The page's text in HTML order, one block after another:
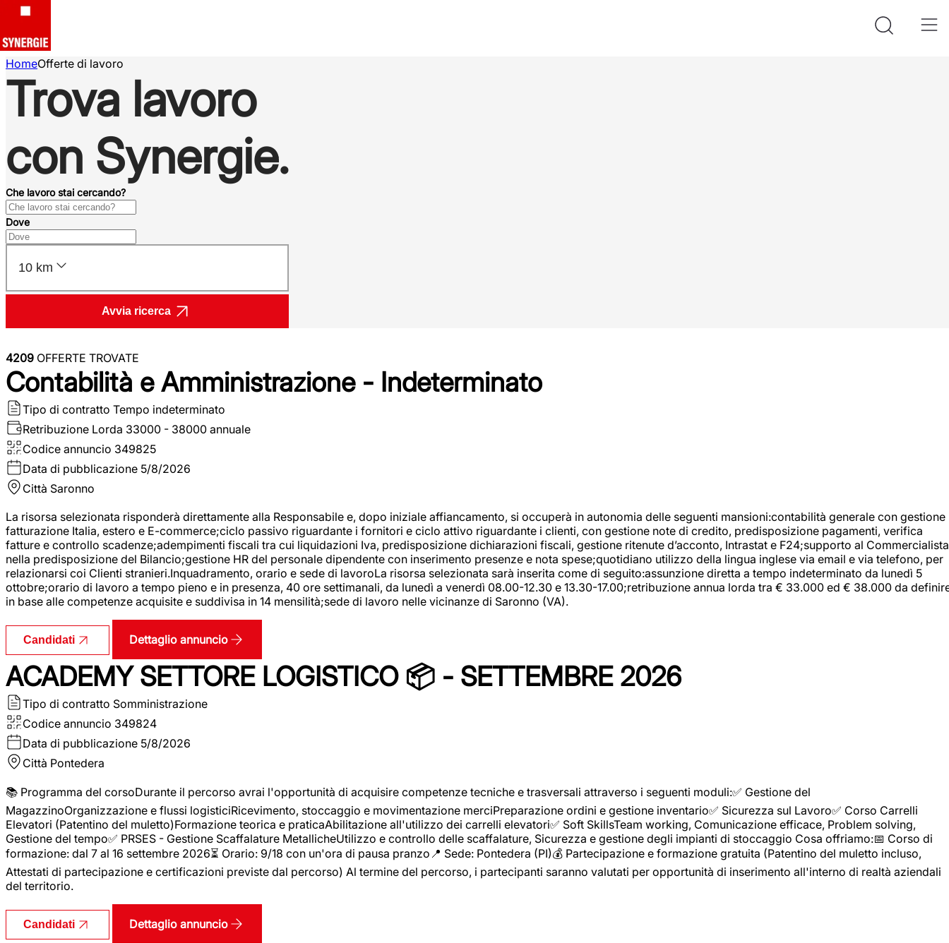
HomeOfferte di lavoro
Trova lavoro
con Synergie.
Che lavoro stai cercando?
Dove
10 km
Avvia ricerca
4209 OFFERTE TROVATE
Contabilità e Amministrazione - Indeterminato
Tipo di contratto Tempo indeterminato
Retribuzione Lorda 33000 - 38000 annuale
Codice annuncio 349825
Data di pubblicazione 5/8/2026
Città Saronno
La risorsa selezionata risponderà direttamente alla Responsabile e, dopo iniziale affiancamento, si occuperà in autonomia delle seguenti mansioni:contabilità generale con gestione
fatturazione Italia, estero e E-commerce;ciclo passivo riguardante i fornitori e ciclo attivo riguardante i clienti, con gestione note di credito, predisposizione pagamenti, verifica
fatture e controllo scadenze;adempimenti fiscali tra cui liquidazioni Iva, predisposizione dichiarazioni fiscali, gestione ritenute d’acconto, Intrastat e F24;supporto al Commercialista
nella predisposizione del Bilancio;gestione HR del personale dipendente con inserimento presenze e nota spese;quotidiano utilizzo della lingua inglese via email e via telefono, per
relazionarsi coi Clienti stranieri.Inquadramento, orario e sede di lavoroLa risorsa selezionata sarà inserita come di seguito:assunzione diretta a tempo indeterminato da lunedì 5
ottobre;orario di lavoro a tempo pieno e in presenza, 40 ore settimanali, da lunedì a venerdì 08.00-12.30 e 13.30-17.00;retribuzione annua lorda tra € 33.000 ed € 38.000 da
in base alle competenze acquisite e suddivisa in 14 mensilità;sede di lavoro nelle vicinanze di Saronno (VA).
Candidati Dettaglio annuncio
ACADEMY SETTORE LOGISTICO 📦 - SETTEMBRE 2026
Tipo di contratto Somministrazione
Codice annuncio 349824
Data di pubblicazione 5/8/2026
Città Pontedera
📚 Programma del corsoDurante il percorso avrai l'opportunità di acquisire competenze tecniche e trasversali attraverso i seguenti moduli:✅ Gestione del
MagazzinoOrganizzazione e flussi logisticiRicevimento, stoccaggio e movimentazione merciPreparazione ordini e gestione inventario✅ Sicurezza sul Lavoro✅ Corso Carrelli
Elevatori (Patentino del muletto)Formazione teorica e praticaAbilitazione all'utilizzo dei carrelli elevatori✅ Soft SkillsTeam working, Comunicazione efficace, Problem solving,
Gestione del tempo✅ PRSES - Gestione Scaffalature MetallicheUtilizzo e controllo delle scaffalature, Sicurezza e gestione degli impianti di stoccaggio Cosa offriamo:📅 Corso di
formazione: dal 7 al 16 settembre 2026⏳ Orario: 9/18 con un'ora di pausa pranzo📍 Sede: Pontedera (PI)💰 Partecipazione e formazione gratuita (Patentino del muletto incluso,
Attestati di partecipazione e certificazioni previste dal percorso) Al termine del percorso, i partecipanti saranno valutati per opportunità di inserimento all'interno di realtà aziendali
del territorio.
Candidati Dettaglio annuncio